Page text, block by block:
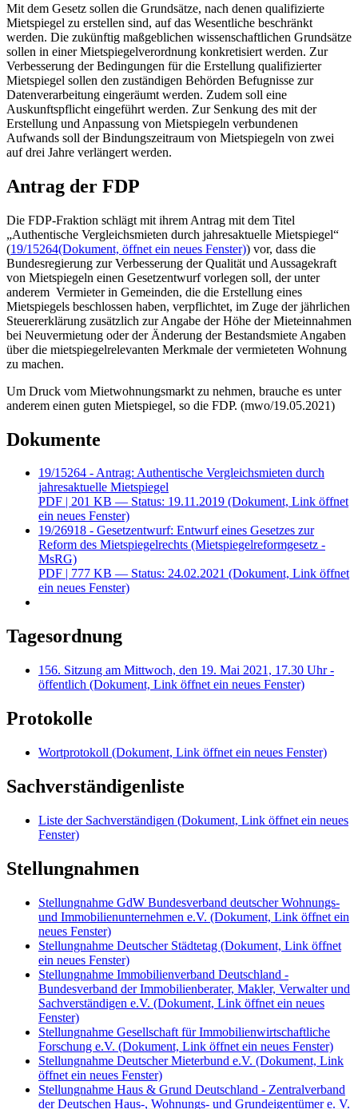
Mit dem Gesetz sollen die Grundsätze, nach denen qualifizierte
Mietspiegel zu erstellen sind, auf das Wesentliche beschränkt
werden. Die zukünftig maßgeblichen wissenschaftlichen Grundsätze
sollen in einer Mietspiegelverordnung konkretisiert werden. Zur
Verbesserung der Bedingungen für die Erstellung qualifizierter
Mietspiegel sollen den zuständigen Behörden Befugnisse zur
Datenverarbeitung eingeräumt werden. Zudem soll eine
Auskunftspflicht eingeführt werden. Zur Senkung des mit der
Erstellung und Anpassung von Mietspiegeln verbundenen
Aufwands soll der Bindungszeitraum von Mietspiegeln von zwei
auf drei Jahre verlängert werden.
Antrag der FDP
Die FDP-Fraktion schlägt mit ihrem Antrag mit dem Titel
„Authentische Vergleichsmieten durch jahresaktuelle Mietspiegel“
(19/15264(Dokument, öffnet ein neues Fenster)) vor, dass die
Bundesregierung zur Verbesserung der Qualität und Aussagekraft
von Mietspiegeln einen Gesetzentwurf vorlegen soll, der unter
anderem Vermieter in Gemeinden, die die Erstellung eines
Mietspiegels beschlossen haben, verpflichtet, im Zuge der jährlichen
Steuererklärung zusätzlich zur Angabe der Höhe der Mieteinnahmen
bei Neuvermietung oder der Änderung der Bestandsmiete Angaben
über die mietspiegelrelevanten Merkmale der vermieteten Wohnung
zu machen.
Um Druck vom Mietwohnungsmarkt zu nehmen, brauche es unter
anderem einen guten Mietspiegel, so die FDP. (mwo/19.05.2021)
Dokumente
19/15264 - Antrag: Authentische Vergleichsmieten durch
jahresaktuelle Mietspiegel
PDF | 201 KB — Status: 19.11.2019 (Dokument, Link öffnet
ein neues Fenster)
19/26918 - Gesetzentwurf: Entwurf eines Gesetzes zur
Reform des Mietspiegelrechts (Mietspiegelreformgesetz -
MsRG)
PDF | 777 KB — Status: 24.02.2021 (Dokument, Link öffnet
ein neues Fenster)
Tagesordnung
156. Sitzung am Mittwoch, den 19. Mai 2021, 17.30 Uhr -
öffentlich (Dokument, Link öffnet ein neues Fenster)
Protokolle
Wortprotokoll (Dokument, Link öffnet ein neues Fenster)
Sachverständigenliste
Liste der Sachverständigen (Dokument, Link öffnet ein neues
Fenster)
Stellungnahmen
Stellungnahme GdW Bundesverband deutscher Wohnungs-
und Immobilienunternehmen e.V. (Dokument, Link öffnet ein
neues Fenster)
Stellungnahme Deutscher Städtetag (Dokument, Link öffnet
ein neues Fenster)
Stellungnahme Immobilienverband Deutschland -
Bundesverband der Immobilienberater, Makler, Verwalter und
Sachverständigen e.V. (Dokument, Link öffnet ein neues
Fenster)
Stellungnahme Gesellschaft für Immobilienwirtschaftliche
Forschung e.V. (Dokument, Link öffnet ein neues Fenster)
Stellungnahme Deutscher Mieterbund e.V. (Dokument, Link
öffnet ein neues Fenster)
Stellungnahme Haus & Grund Deutschland - Zentralverband
der Deutschen Haus-, Wohnungs- und Grundeigentümer e. V.